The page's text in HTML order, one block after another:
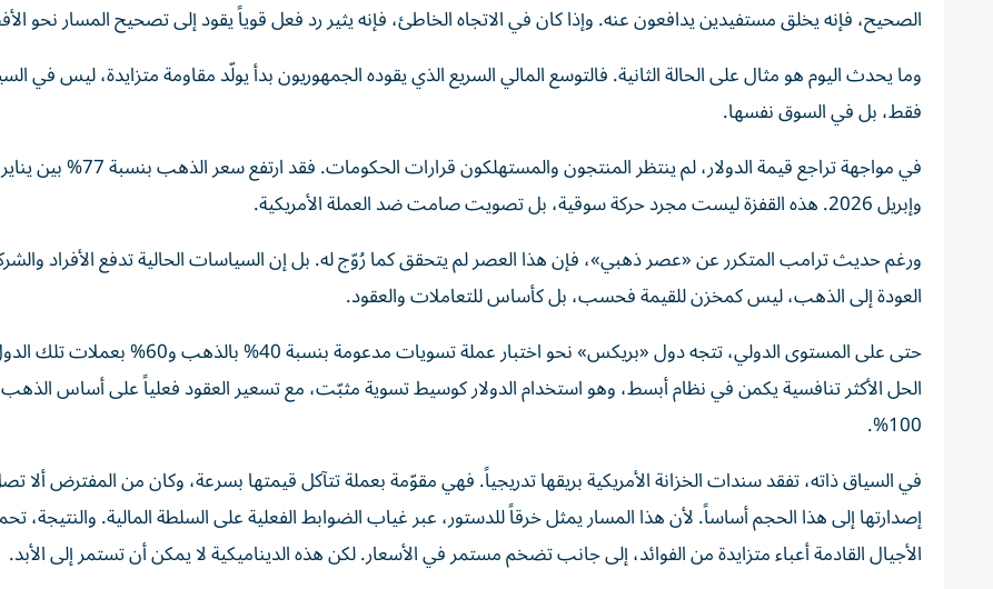
الصحيح، فإنه يخلق مستفيدين يدافعون عنه. وإذا كان في الاتجاه الخاطئ، فإنه يثير رد فعل قوياً يقود إلى تصحيح المسار نحو
وما يحدث اليوم هو مثال على الحالة الثانية. فالتوسع المالي السريع الذي يقوده الجمهوريون بدأ يولّد مقاومة متزايدة، ليس في
فقط، بل في السوق نفسها.
وإبريل 2026. هذه القفزة ليست مجرد حركة سوقية، بل تصويت صامت ضد العملة الأمريكية.
ورغم حديث ترامب المتكرر عن «عصر ذهبي»، فإن هذا العصر لم يتحقق كما رُوّج له. بل إن السياسات الحالية تدفع الأفراد
العودة إلى الذهب، ليس كمخزن للقيمة فحسب، بل كأساس للتعاملات والعقود.
حتى على المستوى الدولي، تتجه دول «بريكس» نحو اختبار عملة تسويات مدعومة بنسبة 40%
الحل الأكثر تنافسية يكمن في نظام أبسط، وهو استخدام الدولار كوسيط تسوية مثبّت، مع تسعير العقود فعلياً على أساس
100%.
في السياق ذاته، تفقد سندات الخزانة الأمريكية بريقها تدريجياً. فهي مقوّمة بعملة تتآكل قيمتها بسرعة، وكان من المفترض ألا
إصدارتها إلى هذا الحجم أساساً. لأن هذا المسار يمثل خرقاً للدستور، عبر غياب الضوابط الفعلية على السلطة المالية. والنتيجة،
الأجيال القادمة أعباء متزايدة من الفوائد، إلى جانب تضخم مستمر في الأسعار. لكن هذه الديناميكية لا يمكن أن تستمر إلى الأبد.